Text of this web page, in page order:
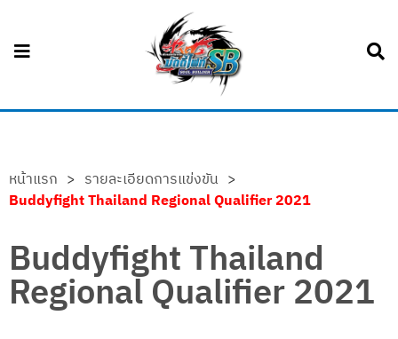
หน้าแรก > รายละเอียดการแข่งขัน >
Buddyfight Thailand Regional Qualifier 2021
Buddyfight Thailand
Regional Qualifier 2021